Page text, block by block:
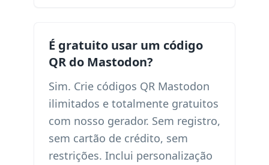
É gratuito usar um código
QR do Mastodon?
Sim. Crie códigos QR Mastodon
ilimitados e totalmente gratuitos
com nosso gerador. Sem registro,
sem cartão de crédito, sem
restrições. Inclui personalização